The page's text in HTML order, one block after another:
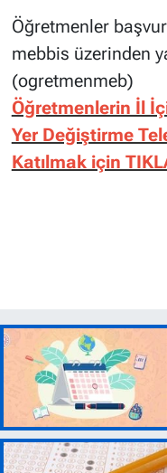
Öğretmenler
mebbis üzerinden
(ogretmenmeb)
Öğretmenlerin İl
Yer Değiştirme
Katılmak için